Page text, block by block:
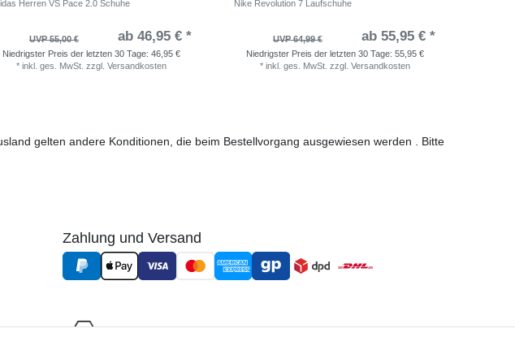
Herren VS Pace 2.0 Schuhe
UVP 55,00 € ab 46,95 € *
Niedrigster Preis der letzten 30 Tage: 46,95 €
* inkl. ges. MwSt. zzgl. Versandkosten
Nike Revolution 7 Laufschuhe
UVP 64,99 € ab 55,95 € *
Niedrigster Preis der letzten 30 Tage: 55,95 €
* inkl. ges. MwSt. zzgl. Versandkosten
gelten andere Konditionen, die beim Bestellvorgang ausgewiesen werden . Bitte
Zahlung und Versand